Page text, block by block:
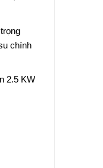
chính
2.5 KW